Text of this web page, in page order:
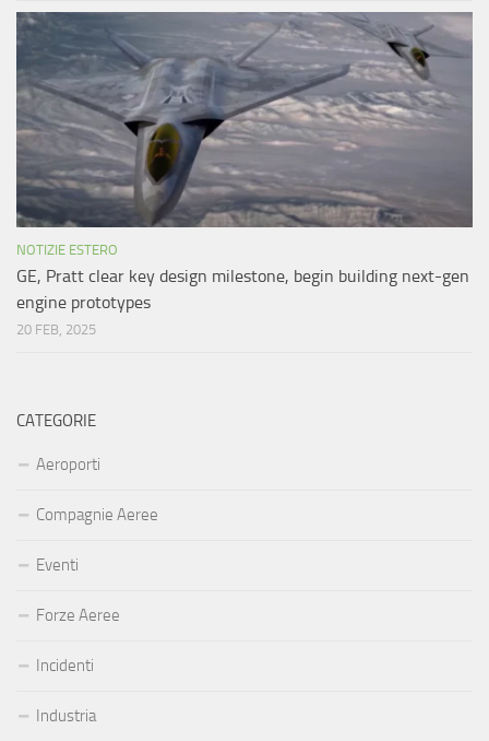
NOTIZIE ESTERO
GE, Pratt clear key design milestone, begin building next-gen
engine prototypes
20 FEB, 2025
CATEGORIE
Aeroporti
Compagnie Aeree
Eventi
Forze Aeree
Incidenti
Industria